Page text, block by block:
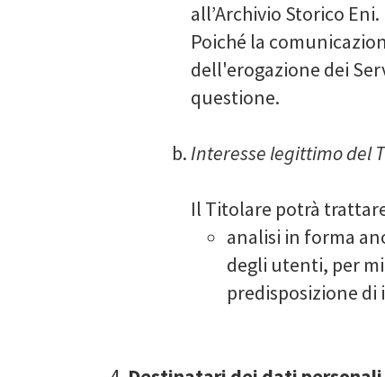
all’Archivio Storico Eni.
Poiché la
dell'erogazione dei
questione.
Interesse legittimo del
Il Titolare potrà
analisi in forma
degli utenti, per
predisposizione